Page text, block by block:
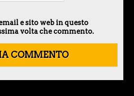
e sito web in questo
volta che commento.